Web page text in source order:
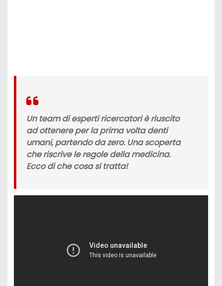
Un team di esperti ricercatori è riuscito
ad ottenere per la prima volta denti
umani, partendo da zero. Una scoperta
che riscrive le regole della medicina.
Ecco di che cosa si tratta!